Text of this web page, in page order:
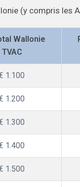
(y compris les
Wallonie
TVAC
1.100
1.200
1.300
1.400
1.500